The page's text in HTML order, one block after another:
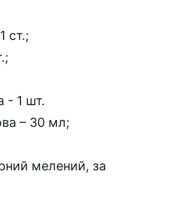
ст.;
- 1 шт.
– 30 мл;
мелений, за